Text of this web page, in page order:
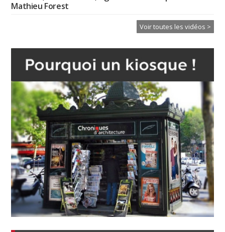
Mathieu Forest
Voir toutes les vidéos >